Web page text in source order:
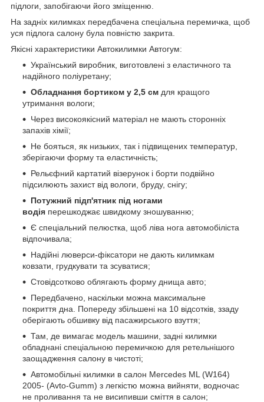
підлоги, запобігаючи його зміщенню.
На задніх килимках передбачена спеціальна перемичка, щоб
уся підлога салону була повністю закрита.
Якісні характеристики Автокилимки Автогум:
Український виробник, виготовлені з еластичного та
надійного поліуретану;
Обладнання бортиком у 2,5 см для кращого
утримання вологи;
Через високоякісний матеріал не мають сторонніх
запахів хімії;
Не бояться, як низьких, так і підвищених температур,
зберігаючи форму та еластичність;
Рельєфний картатий візерунок і борти подвійно
підсилюють захист від вологи, бруду, снігу;
Потужний підп'ятник під ногами
водія перешкоджає швидкому зношуванню;
Є спеціальний пелюстка, щоб ліва нога автомобіліста
відпочивала;
Надійні люверси-фіксатори не дають килимкам
ковзати, грудкувати та зсуватися;
Стовідсотково облягають форму днища авто;
Передбачено, наскільки можна максимальне
покриття дна. Попереду збільшені на 10 відсотків, ззаду
оберігають обшивку від пасажирського взуття;
Там, де вимагає модель машини, задні килимки
обладнані спеціальною перемичкою для ретельнішого
заощадження салону в чистоті;
Автомобільні килимки в салон Mercedes ML (W164)
2005- (Avto-Gumm) з легкістю можна вийняти, водночас
не проливання та не висипивши сміття в салон;